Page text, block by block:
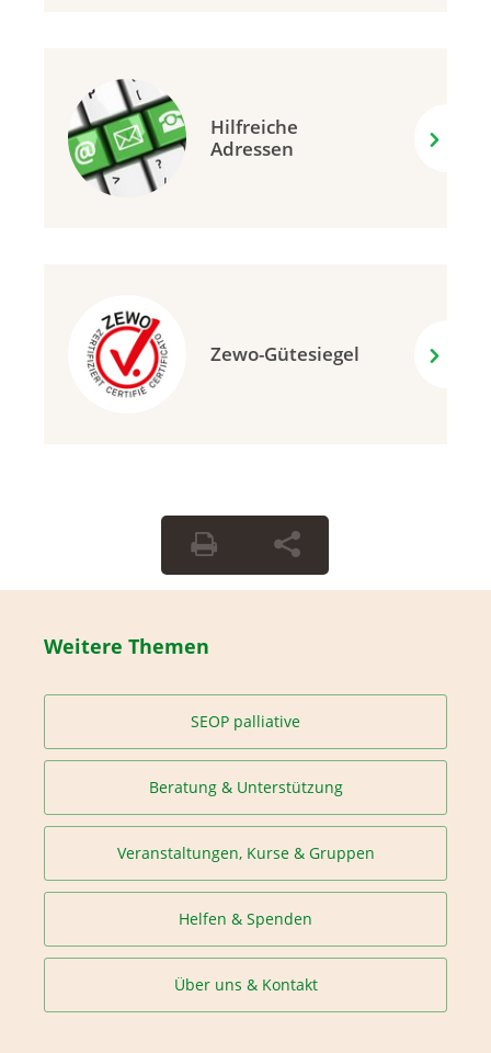
Hilfreiche
Adressen
Zewo-Gütesiegel
Weitere Themen
SEOP palliative
Beratung & Unterstützung
Veranstaltungen, Kurse & Gruppen
Helfen & Spenden
Über uns & Kontakt